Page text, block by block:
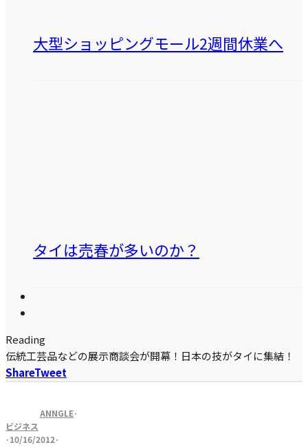
大型ショッピングモール2週間休業へ
タイは売春が多いのか？
Reading
伝統工芸品などの展示商談会が開幕！日本の技がタイに集結！
ShareTweet
ANNGLE·
ビジネス
·10/16/2012·